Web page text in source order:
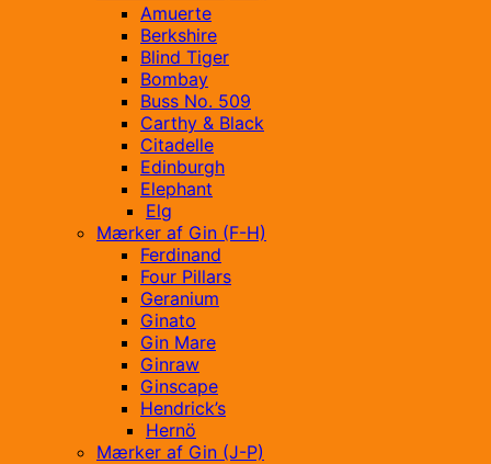
Amuerte
Berkshire
Blind Tiger
Bombay
Buss No. 509
Carthy & Black
Citadelle
Edinburgh
Elephant
Elg
Mærker af Gin (F-H)
Ferdinand
Four Pillars
Geranium
Ginato
Gin Mare
Ginraw
Ginscape
Hendrick’s
Hernö
Mærker af Gin (J-P)